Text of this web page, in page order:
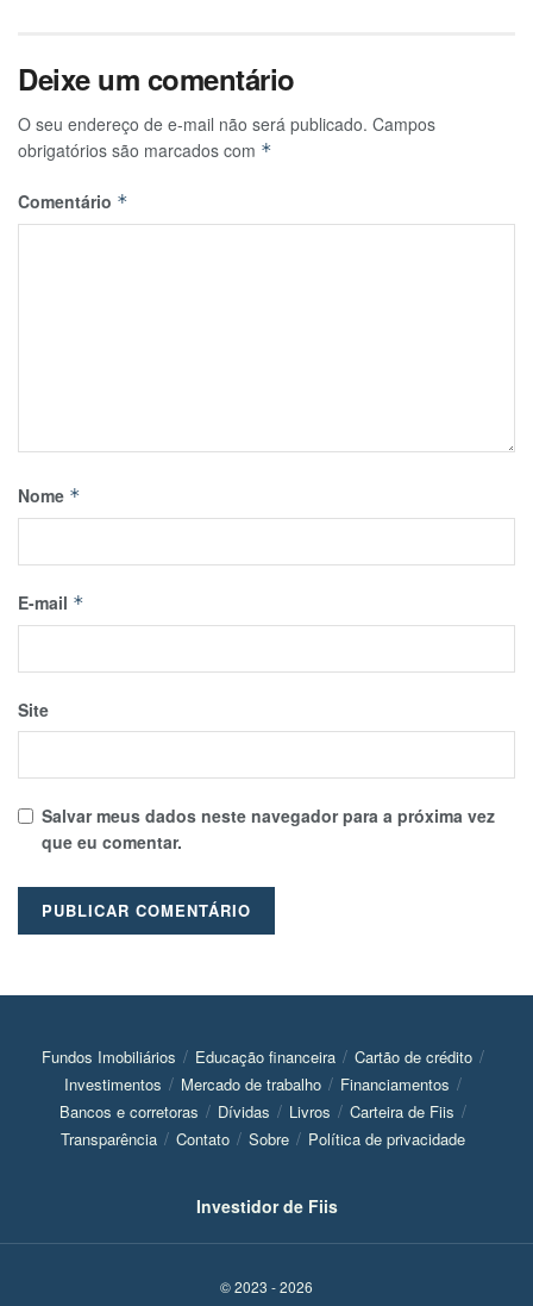
Deixe um comentário
O seu endereço de e-mail não será publicado. Campos
obrigatórios são marcados com *
Comentário *
Nome *
E-mail *
Site
Salvar meus dados neste navegador para a próxima vez
que eu comentar.
Fundos Imobiliários Educação financeira
Cartão de crédito
Investimentos
Mercado de trabalho
Financiamentos
Bancos e corretoras
Dívidas Livros
Carteira de Fiis
Transparência
Contato Sobre Política de privacidade
Investidor de Fiis
© 2023 - 2026